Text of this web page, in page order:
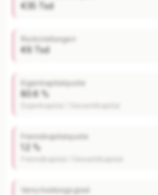
€35 Tsd
Rückstellungen
€6 Tsd
Eigenkapitalquote
80.6 %
Fremdkapitalquote
1.2 %
Verschuldungsgrad